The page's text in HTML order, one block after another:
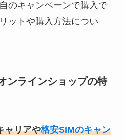
のキャンペーンで購入で
ットや購入方法につい
ンラインショップの特
ャリアや格安SIMのキャン